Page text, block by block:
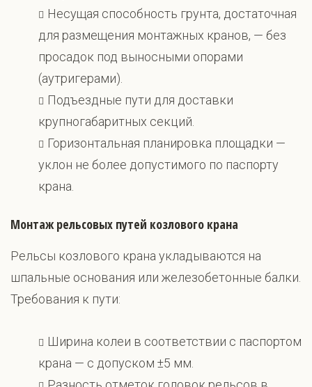
Несущая способность грунта, достаточная
для размещения монтажных кранов, — без
просадок под выносными опорами
(аутригерами).
Подъездные пути для доставки
крупногабаритных секций.
Горизонтальная планировка площадки —
уклон не более допустимого по паспорту
крана.
Монтаж рельсовых путей козлового крана
Рельсы козлового крана укладываются на
шпальные основания или железобетонные балки.
Требования к пути:
Ширина колеи в соответствии с паспортом
крана — с допуском ±5 мм.